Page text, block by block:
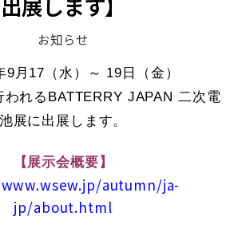
お知らせ
月17（水）～ 19日（金）
われるBATTERRY JAPAN 二次電
池展に出展します。
【展示会概要】
autumn/ja-
jp/about.html